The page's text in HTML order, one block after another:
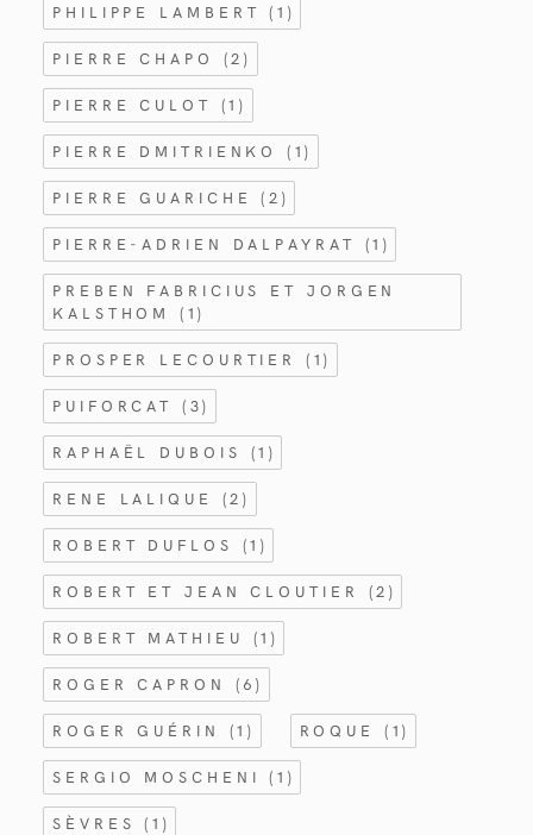
PHILIPPE LAMBERT(1)
PIERRE CHAPO (2)
PIERRE CULOT (1)
PIERRE DMITRIENKO(1)
PIERRE GUARICHE(2)
PIERRE-ADRIEN DALPAYRAT (1)
PREBEN FABRICIUS ET JORGEN
KALSTHOM(1)
PROSPER LECOURTIER(1)
PUIFORCAT (3)
RAPHAËL DUBOIS (1)
RENE LALIQUE (2)
ROBERT DUFLOS (1)
ROBERT ET JEAN CLOUTIER (2)
ROBERT MATHIEU (1)
ROGER CAPRON (6)
ROGER GUÉRIN (1) ROQUE (1)
SERGIO MOSCHENI(1)
SÈVRES(1)